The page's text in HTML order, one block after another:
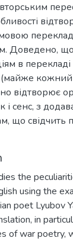
Доведено,
в перекладі
кожний
відтворює
і сенс, з
що свідчить
the
using the
poet Lyubov
in
of war poetry,